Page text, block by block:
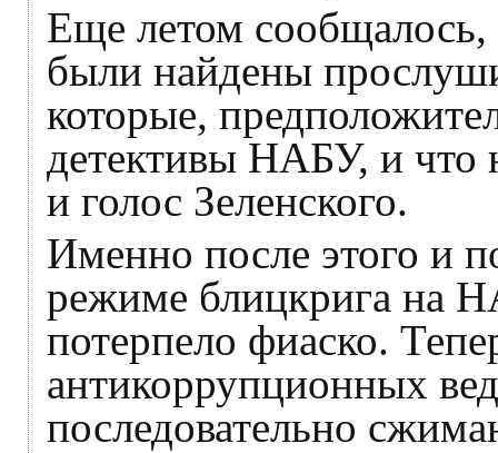
Еще летом
были найдены
которые,
детективы НАБУ, и что
и голос Зеленского.
Именно после этого и
режиме блицкрига на
потерпело фиаско.
антикоррупционных
последовательно